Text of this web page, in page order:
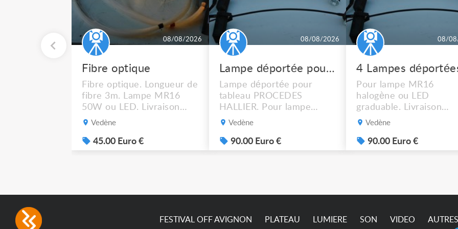
08/08/2026
Fibre optique
Fibre optique. Longueur de
fibre 3m. Lampe MR16
50W ou LED. Livraison
possible.
Vedène
45.00 Euro €
08/08/2026
Lampe déportée pour tableau PROCEDES HALLIER
Lampe déportée pour
tableau PROCEDES
HALLIER. Pour lampe
MR16 halogène ou LED
possible. 90€ le lot de 4.
Vedène
90.00 Euro €
08/
Pour lampe MR16
halogène ou LED
graduable. Livraison
possible. 90€ le lot de 4.
Vedène
90.00 Euro €
FESTIVAL OFF AVIGNON PLATEAU LUMIERE SON VIDEO AUTRES